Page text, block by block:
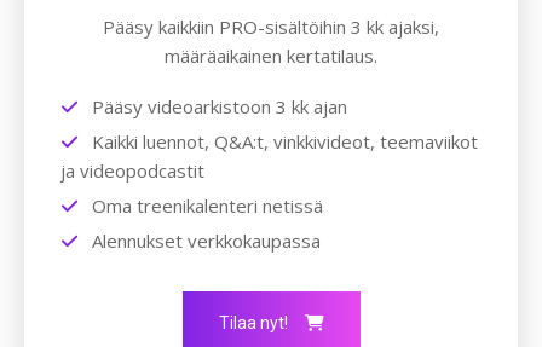
Pääsy kaikkiin PRO-sisältöihin 3 kk ajaksi,
määräaikainen kertatilaus.
Pääsy videoarkistoon 3 kk ajan
Kaikki luennot, Q&A:t, vinkkivideot, teemaviikot
ja videopodcastit
Oma treenikalenteri netissä
Alennukset verkkokaupassa
Tilaa nyt!